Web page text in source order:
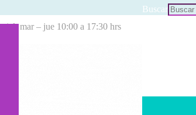
mar – jue 10:00 a 17:30 hrs
Buscar